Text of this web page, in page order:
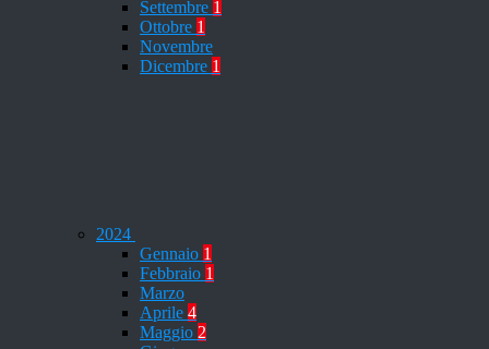
Settembre 1
Ottobre 1
Novembre
Dicembre 1
2024
Gennaio 1
Febbraio 1
Marzo
Aprile 4
Maggio 2